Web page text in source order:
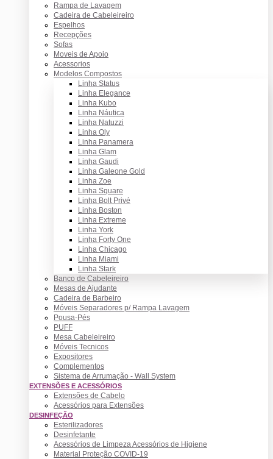
Rampa de Lavagem
Cadeira de Cabeleireiro
Espelhos
Recepções
Sofas
Moveis de Apoio
Acessorios
Modelos Compostos
Linha Status
Linha Elegance
Linha Kubo
Linha Náutica
Linha Natuzzi
Linha Oly
Linha Panamera
Linha Glam
Linha Gaudi
Linha Galeone Gold
Linha Zoe
Linha Square
Linha Bolt Privé
Linha Boston
Linha Extreme
Linha York
Linha Forty One
Linha Chicago
Linha Miami
Linha Stark
Banco de Cabeleireiro
Mesas de Ajudante
Cadeira de Barbeiro
Móveis Separadores p/ Rampa Lavagem
Pousa-Pés
PUFF
Mesa Cabeleireiro
Móveis Tecnicos
Expositores
Complementos
Sistema de Arrumação - Wall System
EXTENSÕES E ACESSÓRIOS
Extensões de Cabelo
Acessórios para Extensões
DESINFEÇÃO
Esterilizadores
Desinfetante
Acessórios de Limpeza Acessórios de Higiene
Material Proteção COVID-19